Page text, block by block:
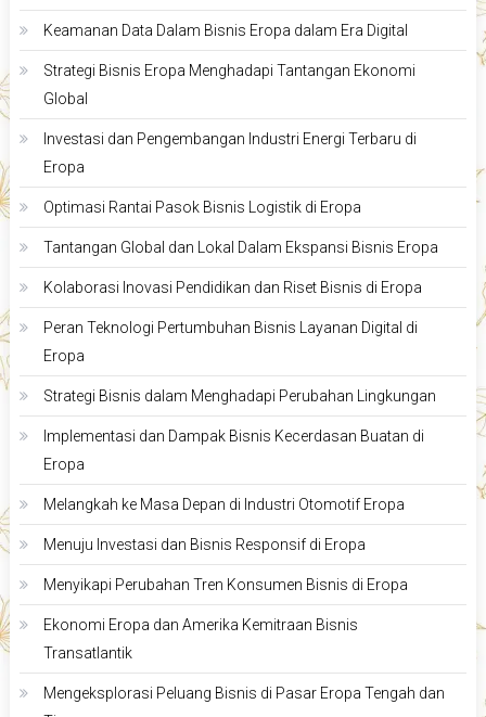
Keamanan Data Dalam Bisnis Eropa dalam Era Digital
Strategi Bisnis Eropa Menghadapi Tantangan Ekonomi
Global
Investasi dan Pengembangan Industri Energi Terbaru di
Eropa
Optimasi Rantai Pasok Bisnis Logistik di Eropa
Tantangan Global dan Lokal Dalam Ekspansi Bisnis Eropa
Kolaborasi Inovasi Pendidikan dan Riset Bisnis di Eropa
Peran Teknologi Pertumbuhan Bisnis Layanan Digital di
Eropa
Strategi Bisnis dalam Menghadapi Perubahan Lingkungan
Implementasi dan Dampak Bisnis Kecerdasan Buatan di
Eropa
Melangkah ke Masa Depan di Industri Otomotif Eropa
Menuju Investasi dan Bisnis Responsif di Eropa
Menyikapi Perubahan Tren Konsumen Bisnis di Eropa
Ekonomi Eropa dan Amerika Kemitraan Bisnis
Transatlantik
Mengeksplorasi Peluang Bisnis di Pasar Eropa Tengah dan